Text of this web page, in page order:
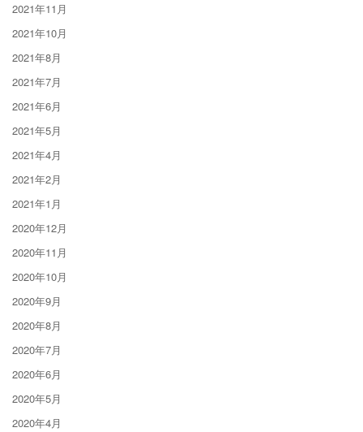
2021年11月
2021年10月
2021年8月
2021年7月
2021年6月
2021年5月
2021年4月
2021年2月
2021年1月
2020年12月
2020年11月
2020年10月
2020年9月
2020年8月
2020年7月
2020年6月
2020年5月
2020年4月